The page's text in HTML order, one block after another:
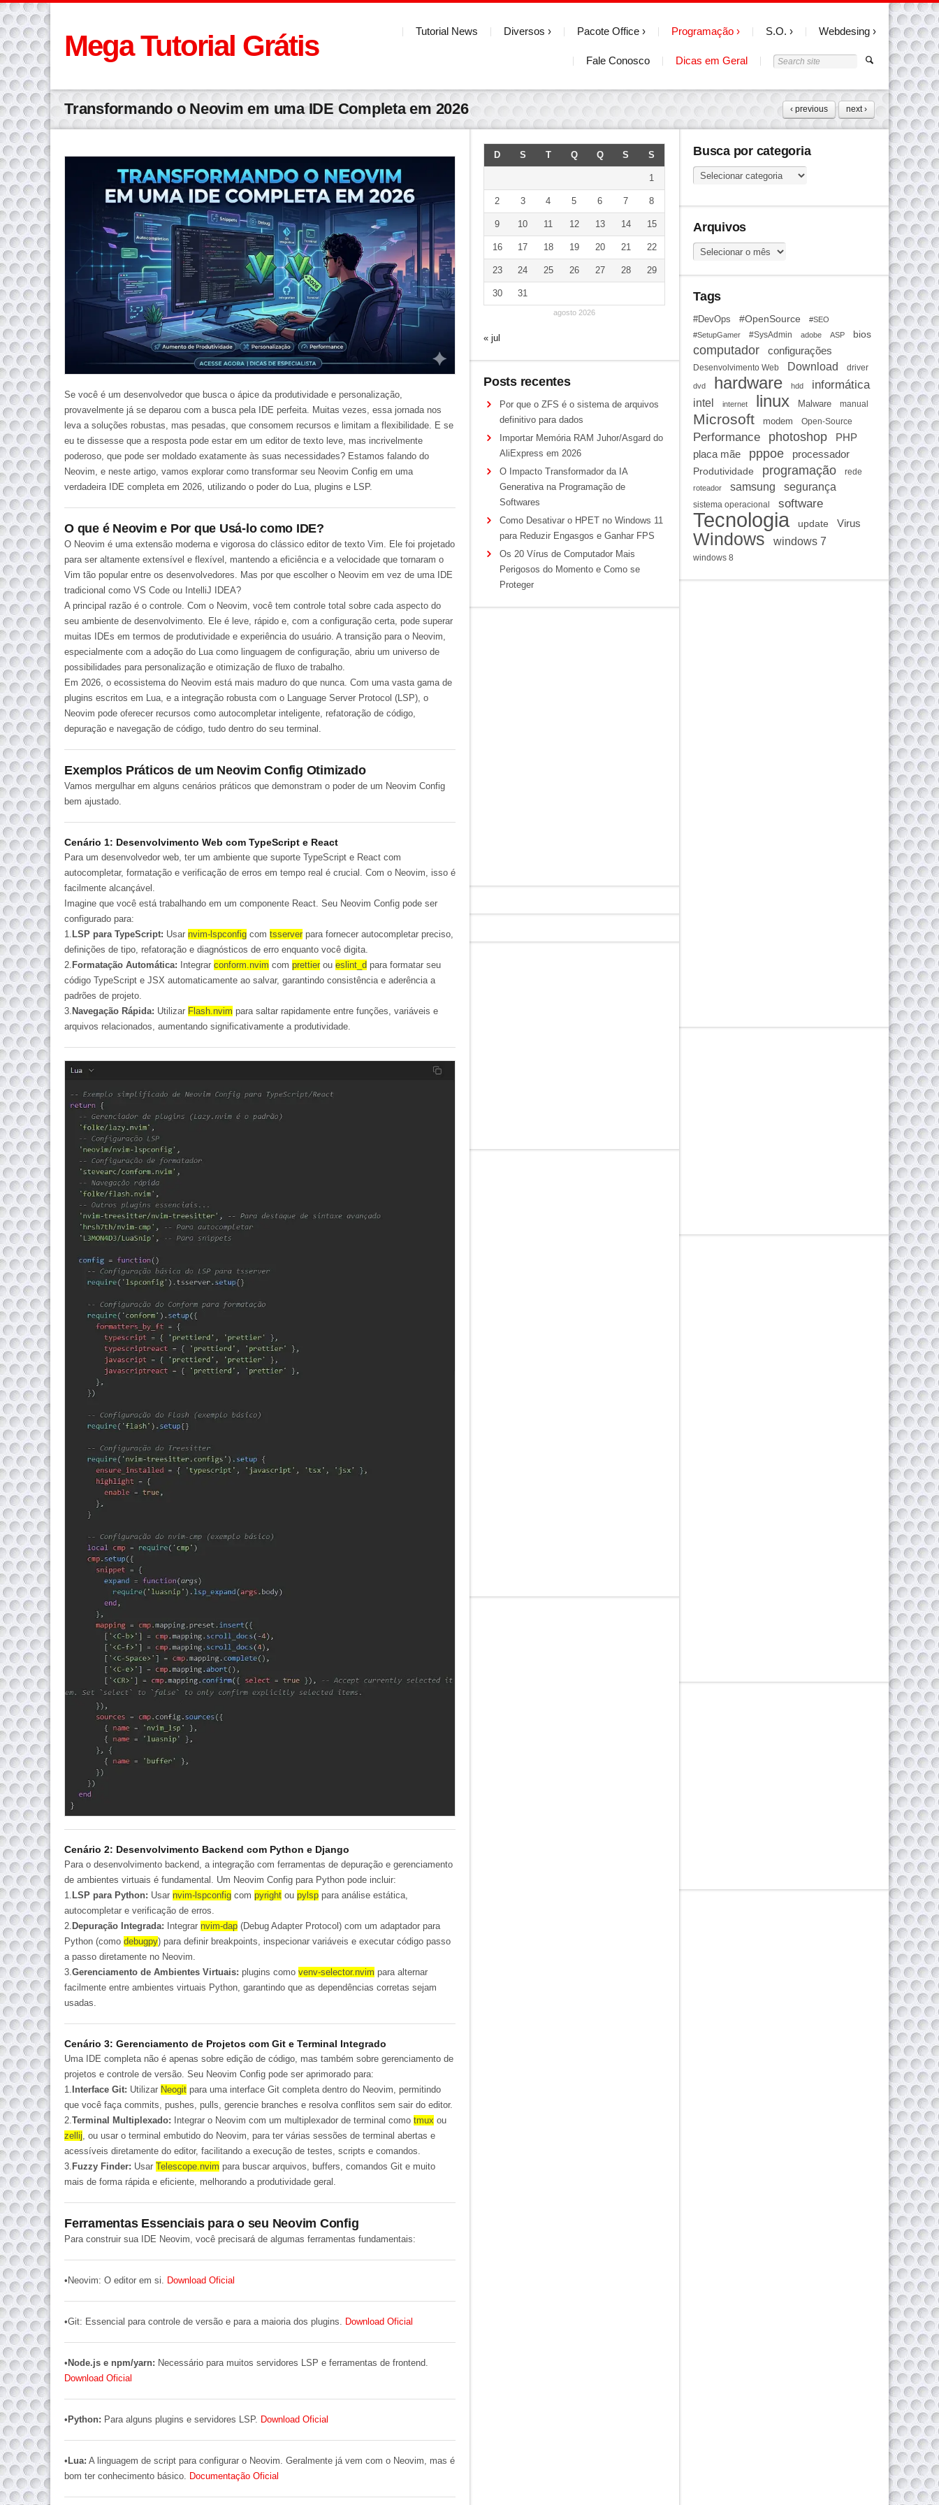
Mega Tutorial Grátis Tutorial News Diversos Pacote Office Programação S.O. Webdesing
Fale Conosco Dicas em Geral
‹ previous next ›
Transformando o Neovim em uma IDE Completa em 2026
Se você é um desenvolvedor que busca o ápice da produtividade e personalização,
provavelmente já se deparou com a busca pela IDE perfeita. Muitas vezes, essa jornada nos
leva a soluções robustas, mas pesadas, que consomem recursos e limitam a flexibilidade. E se
eu te dissesse que a resposta pode estar em um editor de texto leve, mas incrivelmente
poderoso, que pode ser moldado exatamente às suas necessidades? Estamos falando do
Neovim, e neste artigo, vamos explorar como transformar seu Neovim Config em uma
verdadeira IDE completa em 2026, utilizando o poder do Lua plugins e LSP.
O que é Neovim e Por que Usá-lo como IDE?
O Neovim é uma extensão moderna e vigorosa do clássico editor de texto Vim. Ele foi projetado
para ser altamente extensível e flexível, mantendo a eficiência e a velocidade que tornaram o
Vim tão popular entre os desenvolvedores. Mas por que escolher o Neovim em vez de uma IDE
tradicional como VS Code ou IntelliJ IDEA?
A principal razão é o controle. Com o Neovim, você tem controle total sobre cada aspecto do
seu ambiente de desenvolvimento. Ele é leve, rápido e, com a configuração certa, pode superar
muitas IDEs em termos de produtividade e experiência do usuário. A transição para o Neovim,
especialmente com a adoção do Lua como linguagem de configuração, abriu um universo de
possibilidades para personalização e otimização de fluxo de trabalho.
Em 2026, o ecossistema do Neovim está mais maduro do que nunca. Com uma vasta gama de
plugins escritos em Lua, e a integração robusta com o Language Server Protocol (LSP), o
Neovim pode oferecer recursos como autocompletar inteligente, refatoração de código,
depuração e navegação de código, tudo dentro do seu terminal
Exemplos Práticos de um Neovim Config Otimizado
Vamos mergulhar em alguns cenários práticos que demonstram o poder de um Neovim Config
bem ajustado.
Cenário 1: Desenvolvimento Web com TypeScript e React
Para um desenvolvedor web, ter um ambiente que suporte TypeScript e React com
autocompletar, formatação e verificação de erros em tempo real é crucial. Com o Neovim, isso é
facilmente alcançável.
Imagine que você está trabalhando em um componente React. Seu Neovim Config pode ser
configurado para:
1. LSP para TypeScript: Usar nvim-lspconfig com tsserver para fornecer autocompletar preciso,
definições de tipo, refatoração e diagnósticos de erro enquanto você digita.
2. Formatação Automática: Integrar conform.nvim com prettier ou eslint_d para formatar seu
código TypeScript e JSX automaticamente ao salvar, garantindo consistência e aderência a
padrões de projeto.
3. Navegação Rápida: Utilizar Flash.nvim para saltar rapidamente entre funções, variáveis e
arquivos relacionados, aumentando significativamente a produtividade
Cenário 2: Desenvolvimento Backend com Python e Django
Para o desenvolvimento backend, a integração com ferramentas de depuração e gerenciamento
de ambientes virtuais é fundamental. Um Neovim Config para Python pode incluir:
1. LSP para Python: Usar nvim-lspconfig com pyright ou pylsp para análise estática,
autocompletar e verificação de erros.
2. Depuração Integrada: Integrar nvim-dap (Debug Adapter Protocol) com um adaptador para
Python (como debugpy) para definir breakpoints, inspecionar variáveis e executar código passo
a passo diretamente no Neovim.
3. Gerenciamento de Ambientes Virtuais: plugins como venv-selector.nvim para alternar
facilmente entre ambientes virtuais Python, garantindo que as dependências corretas sejam
usadas.
Cenário 3: Gerenciamento de Projetos com Git e Terminal Integrado
Uma IDE completa não é apenas sobre edição de código, mas também sobre gerenciamento de
projetos e controle de versão. Seu Neovim Config pode ser aprimorado para:
1. Interface Git: Utilizar Neogit para uma interface Git completa dentro do Neovim, permitindo
que você faça commits, pushes, pulls, gerencie branches e resolva conflitos sem sair do editor.
2. Terminal Multiplexado: Integrar o Neovim com um multiplexador de terminal como tmux ou
zellij , ou usar o terminal embutido do Neovim, para ter várias sessões de terminal abertas e
acessíveis diretamente do editor, facilitando a execução de testes, scripts e comandos.
3. Fuzzy Finder: Usar Telescope.nvim para buscar arquivos, buffers, comandos Git e muito
mais de forma rápida e eficiente, melhorando a produtividade geral.
Ferramentas Essenciais para o seu Neovim Config
Para construir sua IDE Neovim, você precisará de algumas ferramentas fundamentais:
•Neovim: O editor em si. Download Oficial
•Git: Essencial para controle de versão e para a maioria dos plugins Download Oficial
•Node.js e npm/yarn: Necessário para muitos servidores LSP e ferramentas de frontend.
Download Oficial
•Python: Para alguns plugins e servidores LSP. Download Oficial
•Lua: A linguagem de script para configurar o Neovim. Geralmente já vem com o Neovim, mas é
bom ter conhecimento básico. Documentação Oficial
Busca por categoria
Busca
categoria
Arquivos
Arquivos
Tags
#DevOps #OpenSource
#SEO
#SetupGamer
#SysAdmin adobe ASP bios
computador configurações
Desenvolvimento Web Download driver
dvd hardware hdd informática
intel internet linux Malware manual
Microsoft modem Open-Source
Performance photoshop
PHP
placa mãe
pppoe processador
Produtividade programação rede
roteador samsung segurança
sistema operacional software
Tecnologia update Virus
Windows windows 7
windows 8
agosto 2026
D S T Q Q S S
1
2 3 4 5 6 7 8
9 10 11 12 13 14 15
16 17 18 19 20 21 22
23 24 25 26 27 28 29
30 31
« jul
Posts recentes
Por que o ZFS é o sistema de arquivos
definitivo para dados
Importar Memória RAM Juhor/Asgard do
AliExpress em 2026
O Impacto Transformador da IA
Generativa na Programação de
Softwares
Como Desativar o HPET no Windows 11
para Reduzir Engasgos e Ganhar FPS
Os 20 Vírus de Computador Mais
Perigosos do Momento e Como se
Proteger